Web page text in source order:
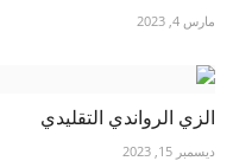
مارس 4, 2023
الزي الرواندي التقليدي
ديسمبر 15, 2023